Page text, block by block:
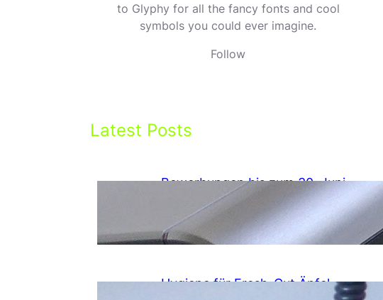
to Glyphy for all the fancy fonts and cool
symbols you could ever imagine.
Follow
Latest Posts
Bewerbungen bis zum 30. Juni
2024 möglich
31. Mai 2019 Lisa Ryll
Hygiene für Fresh-Cut Äpfel